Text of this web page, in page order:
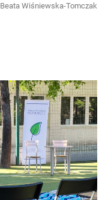
Beata Wiśniewska-Tomczak